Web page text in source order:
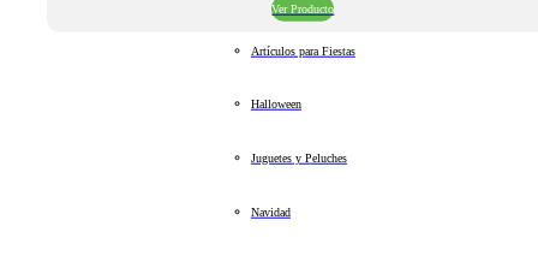
Ver Producto
Artículos para Fiestas
Halloween
Juguetes y Peluches
Navidad